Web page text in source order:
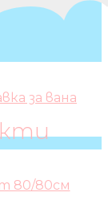
за вана
80/80см